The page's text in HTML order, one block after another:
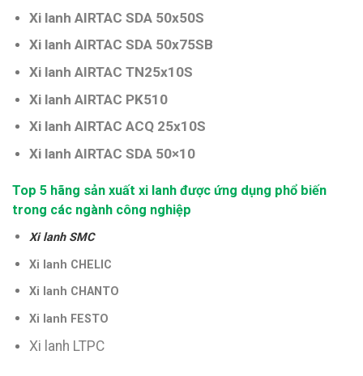
Xi lanh AIRTAC SDA 50x50S
Xi lanh AIRTAC SDA 50x75SB
Xi lanh AIRTAC TN25x10S
Xi lanh AIRTAC PK510
Xi lanh AIRTAC ACQ 25x10S
Xi lanh AIRTAC SDA 50×10
Top 5 hãng sản xuất xi lanh được ứng dụng phổ biến
trong các ngành công nghiệp
Xi lanh SMC
Xi lanh CHELIC
Xi lanh CHANTO
Xi lanh FESTO
Xi lanh LTPC